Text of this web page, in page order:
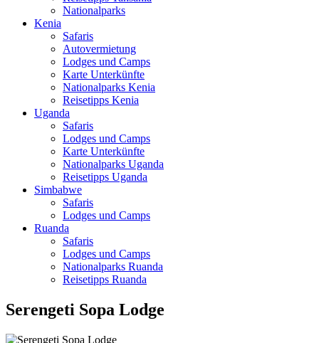
Nationalparks
Kenia
Safaris
Autovermietung
Lodges und Camps
Karte Unterkünfte
Nationalparks Kenia
Reisetipps Kenia
Uganda
Safaris
Lodges und Camps
Karte Unterkünfte
Nationalparks Uganda
Reisetipps Uganda
Simbabwe
Safaris
Lodges und Camps
Ruanda
Safaris
Lodges und Camps
Nationalparks Ruanda
Reisetipps Ruanda
Serengeti Sopa Lodge